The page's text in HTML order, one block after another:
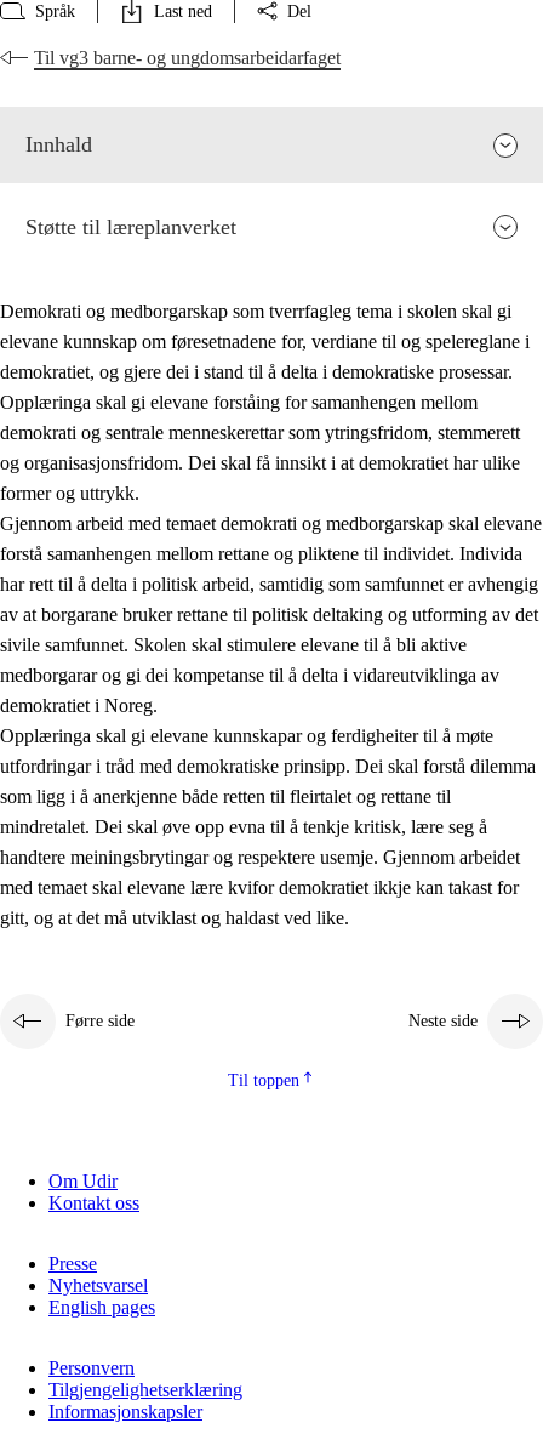
Språk Last ned Del
Til vg3 barne- og ungdomsarbeidarfaget
Innhald
2. Prinsipp for læring, utvikling og danning
2.1 Sosial læring og utvikling
2.2 Kompetanse i faga
2.3 Grunnleggjande ferdigheiter
2.4 Å lære å lære
Tverrfaglege tema
2.5 Tverrfaglege tema
2.5.1 Folkehelse og livsmeistring
2.5.2 Demokrati og medborgarskap
Støtte til læreplanverket
Demokrati og medborgarskap som tverrfagleg tema i skolen skal gi
elevane kunnskap om føresetnadene for, verdiane til og spelereglane i
demokratiet, og gjere dei i stand til å delta i demokratiske prosessar.
Opplæringa skal gi elevane forståing for samanhengen mellom
demokrati og sentrale menneskerettar som ytringsfridom, stemmerett
og organisasjonsfridom. Dei skal få innsikt i at demokratiet har ulike
former og uttrykk.
Gjennom arbeid med temaet demokrati og medborgarskap skal elevane
forstå samanhengen mellom rettane og pliktene til individet. Individa
har rett til å delta i politisk arbeid, samtidig som samfunnet er avhengig
av at borgarane bruker rettane til politisk deltaking og utforming av det
sivile samfunnet. Skolen skal stimulere elevane til å bli aktive
medborgarar og gi dei kompetanse til å delta i vidareutviklinga av
demokratiet i Noreg.
Opplæringa skal gi elevane kunnskapar og ferdigheiter til å møte
utfordringar i tråd med demokratiske prinsipp. Dei skal forstå dilemma
som ligg i å anerkjenne både retten til fleirtalet og rettane til
mindretalet. Dei skal øve opp evna til å tenkje kritisk, lære seg å
handtere meiningsbrytingar og respektere usemje. Gjennom arbeidet
med temaet skal elevane lære kvifor demokratiet ikkje kan takast for
gitt, og at det må utviklast og haldast ved like.
Førre side Neste side
Til toppen
Om Udir
Kontakt oss
Presse
Nyhetsvarsel
English pages
Personvern
Tilgjengelighetserklæring
Informasjonskapsler